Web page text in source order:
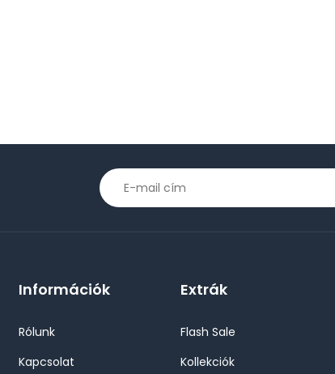
Információk
Rólunk
Kapcsolat
Extrák
Flash Sale
Kollekciók